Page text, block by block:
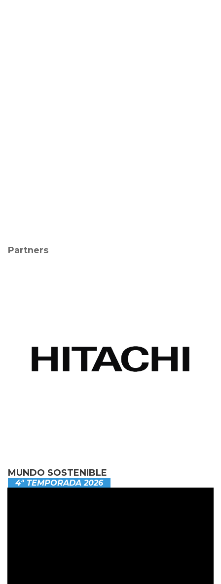
Partners
MUNDO SOSTENIBLE
4ª TEMPORADA 2026